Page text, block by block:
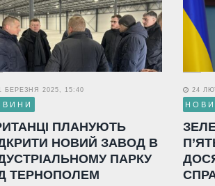
БЕРЕЗНЯ 2025, 15:40
ПЛАНУЮТЬ
НОВИЙ ЗАВОД В
ПАРКУ
ТЕРНОПОЛЕМ
24